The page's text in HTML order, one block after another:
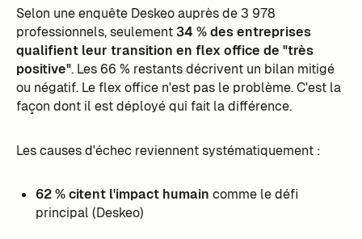
Selon une enquête Deskeo auprès de 3 978
professionnels, seulement 34 % des entreprises
qualifient leur transition en flex office de "très
positive". Les 66 % restants décrivent un bilan mitigé
ou négatif. Le flex office n'est pas le problème. C'est la
façon dont il est déployé qui fait la différence.
Les causes d'échec reviennent systématiquement :
62 % citent l'impact humain comme le défi
principal (Deskeo)